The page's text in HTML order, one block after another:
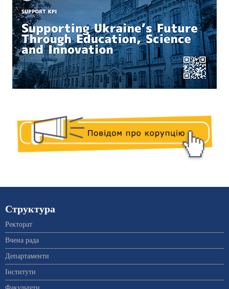
Структура
Ректорат
Вчена рада
Департаменти
Інститути